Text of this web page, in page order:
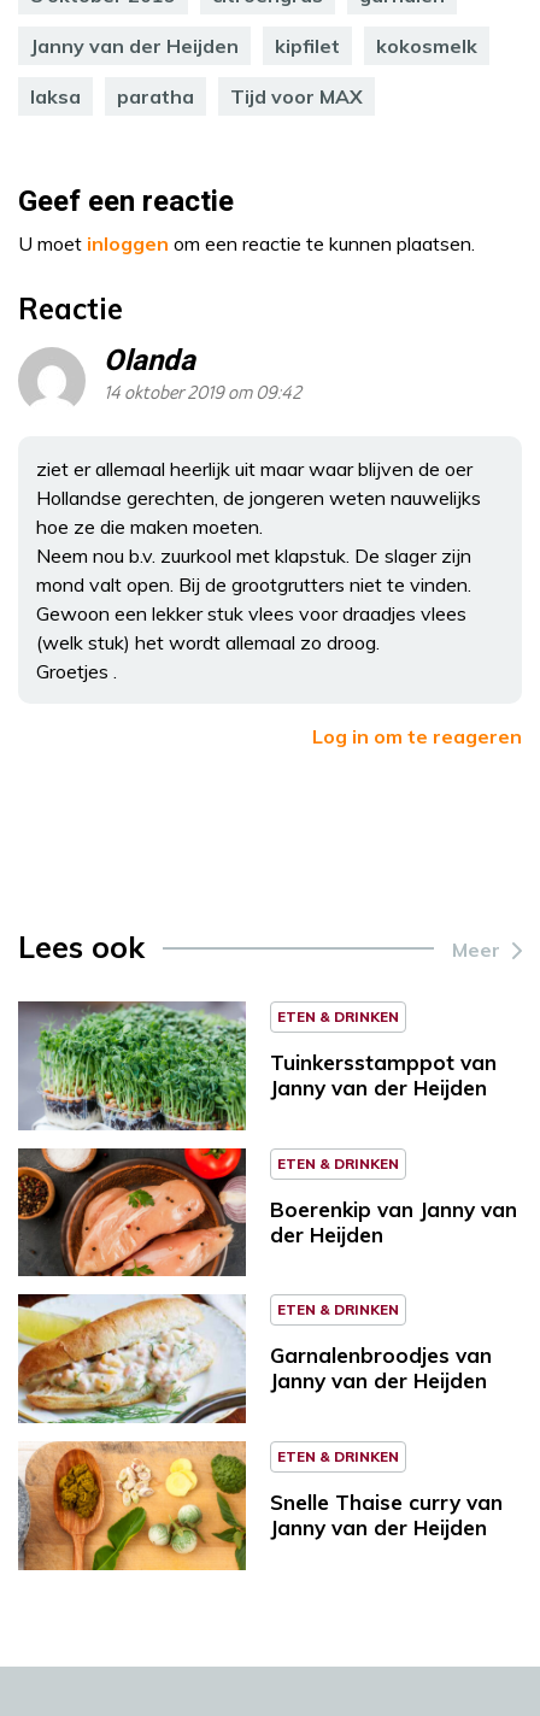
Janny van der Heijden kipfilet kokosmelk
laksa paratha Tijd voor MAX
Geef een reactie
U moet inloggen om een reactie te kunnen plaatsen.
Reactie
Olanda
14 oktober 2019 om 09:42
ziet er allemaal heerlijk uit maar waar blijven de oer
Hollandse gerechten, de jongeren weten nauwelijks
hoe ze die maken moeten.
Neem nou b.v. zuurkool met klapstuk. De slager zijn
mond valt open. Bij de grootgrutters niet te vinden.
Gewoon een lekker stuk vlees voor draadjes vlees
(welk stuk) het wordt allemaal zo droog.
Groetjes .
Log in om te reageren
Lees ook Meer
ETEN & DRINKEN
Tuinkersstamppot van
Janny van der Heijden
ETEN & DRINKEN
Boerenkip van Janny van
der Heijden
ETEN & DRINKEN
Garnalenbroodjes van
Janny van der Heijden
ETEN & DRINKEN
Snelle Thaise curry van
Janny van der Heijden